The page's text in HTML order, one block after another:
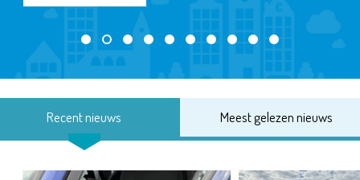
Recent nieuws Meest gelezen nieuws